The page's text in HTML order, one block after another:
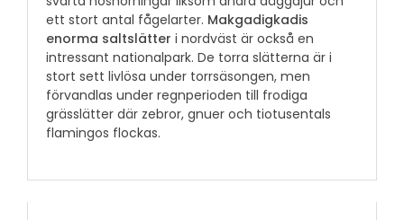
ett stort antal fågelarter. Makgadigkadis
enorma saltslätter i nordväst är också en
intressant nationalpark. De torra slätterna är i
stort sett livlösa under torrsäsongen, men
förvandlas under regnperioden till frodiga
grässlätter där zebror, gnuer och tiotusentals
flamingos flockas.